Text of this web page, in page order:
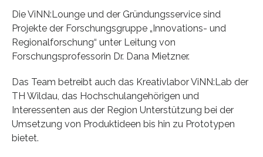
Die ViNN:Lounge und der Gründungsservice sind
Projekte der Forschungsgruppe „Innovations- und
Regionalforschung“ unter Leitung von
Forschungsprofessorin Dr. Dana Mietzner.
Das Team betreibt auch das Kreativlabor ViNN:Lab der
TH Wildau, das Hochschulangehörigen und
Interessenten aus der Region Unterstützung bei der
Umsetzung von Produktideen bis hin zu Prototypen
bietet.